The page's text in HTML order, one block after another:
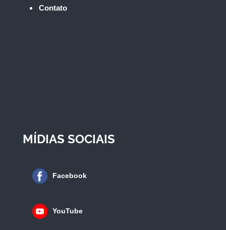
Contato
MÍDIAS SOCIAIS
Facebook
YouTube